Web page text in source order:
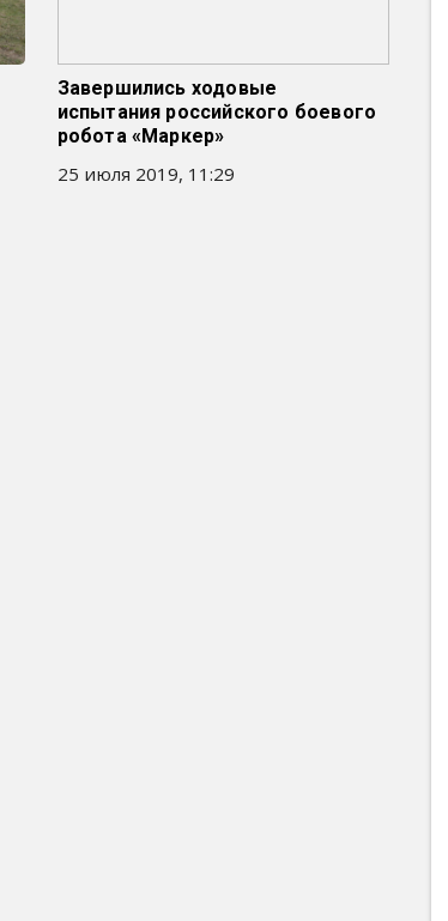
Завершились ходовые
испытания российского боевого
робота «Маркер»
25 июля 2019, 11:29